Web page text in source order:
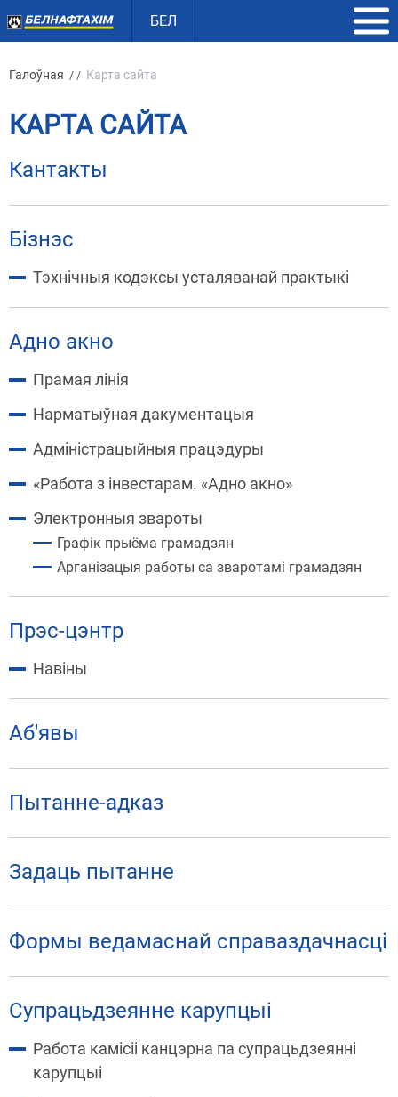
БЕЛ
Галоўная / / Карта сайта
КАРТА САЙТА
Кантакты
Бізнэс
Тэхнічныя кодэксы усталяванай практыкі
Адно акно
Прамая лінія
Нарматыўная дакументацыя
Адміністрацыйныя працэдуры
«Работа з інвестарам. «Адно акно»
Электронныя звароты
Графік прыёма грамадзян
Арганізацыя работы са зваротамі грамадзян
Прэс-цэнтр
Навіны
Аб'явы
Пытанне-адказ
Задаць пытанне
Формы ведамаснай справаздачнасці
Супрацьдзеянне карупцыі
Работа камісіі канцэрна па супрацьдзеянні
карупцыі